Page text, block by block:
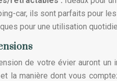
car, ils sont parfaits pour
pour une utilisation
de votre évier auront
la manière dont vous